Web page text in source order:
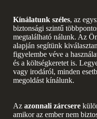
Kínálatunk széles, az
biztonsági szintű
megtalálható nálunk. Az
alapján segítünk
figyelembe véve a
és a költségkeretet is.
vagy irodáról, minden
megoldást kínálunk.
Az azonnali zárcsere
amikor az ember nem